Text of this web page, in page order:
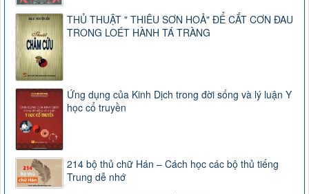
THỦ THUẬT " THIÊU SƠN HOẢ" ĐỂ CẮT CƠN ĐAU
TRONG LOÉT HÀNH TÁ TRÀNG
Ứng dụng của Kinh Dịch trong đời sống và lý luận Y
học cổ truyền
214 bộ thủ chữ Hán – Cách học các bộ thủ tiếng
Trung dễ nhớ